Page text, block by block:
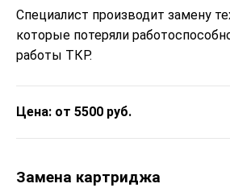
Специалист производит замену
которые потеряли
работы ТКР.
Цена: от 5500 руб.
Замена картриджа